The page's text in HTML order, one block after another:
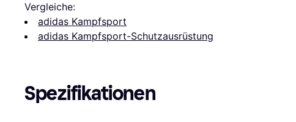
Vergleiche:
adidas Kampfsport
adidas Kampfsport-Schutzausrüstung
Spezifikationen